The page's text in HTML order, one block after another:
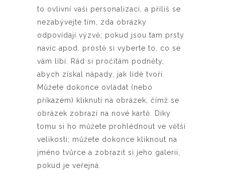
to ovlivní vaši personalizaci, a příliš se
nezabývejte tím, zda obrázky
odpovídají výzvě; pokud jsou tam prsty
navíc apod. prostě si vyberte to, co se
vám líbí. Rád si pročítám podněty,
abych získal nápady, jak lidé tvoří.
Můžete dokonce ovládat (nebo
příkazem) kliknutí na obrázek, čímž se
obrázek zobrazí na nové kartě. Díky
tomu si ho můžete prohlédnout ve větší
velikosti; můžete dokonce kliknout na
jméno tvůrce a zobrazit si jeho galerii,
pokud je veřejná.